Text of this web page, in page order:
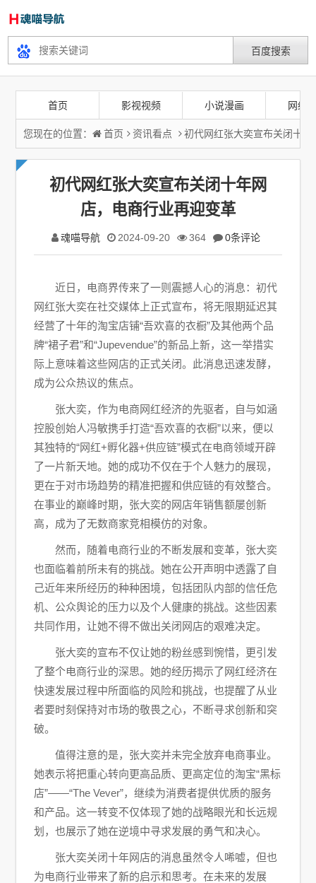
首页 影视视频 小说漫画 网络
您现在的位置： 首页 资讯看点 初代网红张大奕宣布关闭十
初代网红张大奕宣布关闭十年网
店，电商行业再迎变革
魂喵导航 2024-09-20 364 0条评论
近日，电商界传来了一则震撼人心的消息：初代
网红张大奕在社交媒体上正式宣布，将无限期延迟其
经营了十年的淘宝店铺“吾欢喜的衣橱”及其他两个品
牌“裙子君”和“Jupevendue”的新品上新，这一举措实
际上意味着这些网店的正式关闭。此消息迅速发酵，
成为公众热议的焦点。
张大奕，作为电商网红经济的先驱者，自与如涵
控股创始人冯敏携手打造“吾欢喜的衣橱”以来，便以
其独特的“网红+孵化器+供应链”模式在电商领域开辟
了一片新天地。她的成功不仅在于个人魅力的展现，
更在于对市场趋势的精准把握和供应链的有效整合。
在事业的巅峰时期，张大奕的网店年销售额屡创新
高，成为了无数商家竞相模仿的对象。
然而，随着电商行业的不断发展和变革，张大奕
也面临着前所未有的挑战。她在公开声明中透露了自
己近年来所经历的种种困境，包括团队内部的信任危
机、公众舆论的压力以及个人健康的挑战。这些因素
共同作用，让她不得不做出关闭网店的艰难决定。
张大奕的宣布不仅让她的粉丝感到惋惜，更引发
了整个电商行业的深思。她的经历揭示了网红经济在
快速发展过程中所面临的风险和挑战，也提醒了从业
者要时刻保持对市场的敬畏之心，不断寻求创新和突
破。
值得注意的是，张大奕并未完全放弃电商事业。
她表示将把重心转向更高品质、更高定位的淘宝“黑标
店”——“The Vever”，继续为消费者提供优质的服务
和产品。这一转变不仅体现了她的战略眼光和长远规
划，也展示了她在逆境中寻求发展的勇气和决心。
张大奕关闭十年网店的消息虽然令人唏嘘，但也
为电商行业带来了新的启示和思考。在未来的发展